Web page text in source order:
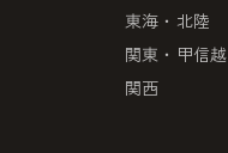
東海・北陸
関東・甲信越
関西